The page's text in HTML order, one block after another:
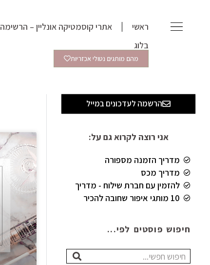
ראשי אתרי קוסמטיקה אונליין – הרשימה
בלוג
מהם מותגים נטולי אכזריות
הרשמה לעדכונים במייל
אני רוצה לקרוא גם על:
מדריך הזמנה מספורה
מדריך מכס
להזמין עם חברת שילוח - מדריך
10 מותגי איפור שחובה להכיר
חיפוש פוסטים לפי...
חיפוש